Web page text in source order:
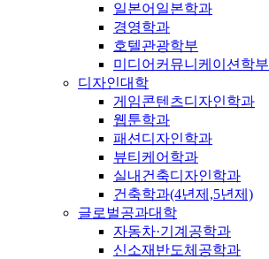
일본어일본학과
경영학과
호텔관광학부
미디어커뮤니케이션학부
디자인대학
게임콘텐츠디자인학과
웹툰학과
패션디자인학과
뷰티케어학과
실내건축디자인학과
건축학과(4년제,5년제)
글로벌공과대학
자동차·기계공학과
신소재반도체공학과